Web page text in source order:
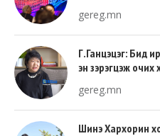
gereg.mn
Г.Ганцэцэг: Бид
эн зэрэгцэж очих
gereg.mn
Шинэ Хархорин